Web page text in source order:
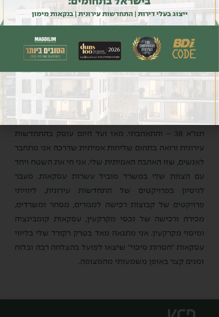
-עסקאות מורכבות במקרקעין על כל סוגיהם
-הסכמי יועצים, קבלנות ותשתית
-מימון
בן 45, נשוי +4, מתגורר ברמת גן.
הוסמכתי כעו"ד בשנת 2006. הגעתי לתחום ההתחדשות
העירונית במקרה, אחרי שהחלפתי עו"ד בטיפול בעסקת
תמ"א 38 – והתאהבתי. מאז ועד היום עוסק בהתחדשות
עירונית ורואה בתחום שליחות אמיתית שדרכה אני מתחבר
לאנשים, שזו האהבה האמיתית שלי. אני חי את השטח ויחד
עם הצוות שלי במשרד מוביל עשרות עסקאות. מעבר
לניסיון בפרויקטים של התחדשות עירונית, ליוויתי
פרויקטים של קבוצות רכישה למגורים, מסחר ומשרדים,
מכירה ורכישה של נכסי מקרקעין, עסקאות קומבינציה
ומיסוי מקרקעין. אני מתגאה מאד בטרק רקורד שלי בליווי
עסקאות "חסרות סיכוי" שיצאו לפועל בהצלחה רבה ובלוח
זמנים קצר באופן משמעותי מהמצופה.
ייצוג בעלי דירות | התחדשות עירונית | בנקאות מימון